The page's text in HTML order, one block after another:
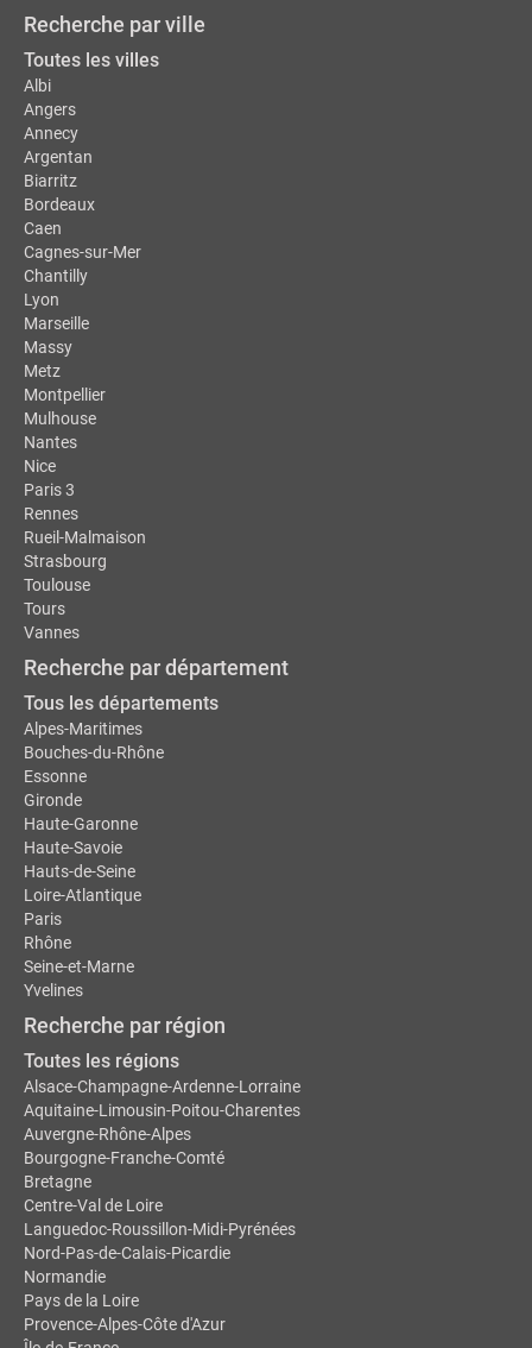
Recherche par ville
Toutes les villes
Albi
Angers
Annecy
Argentan
Biarritz
Bordeaux
Caen
Cagnes-sur-Mer
Chantilly
Lyon
Marseille
Massy
Metz
Montpellier
Mulhouse
Nantes
Nice
Paris 3
Rennes
Rueil-Malmaison
Strasbourg
Toulouse
Tours
Vannes
Recherche par département
Tous les départements
Alpes-Maritimes
Bouches-du-Rhône
Essonne
Gironde
Haute-Garonne
Haute-Savoie
Hauts-de-Seine
Loire-Atlantique
Paris
Rhône
Seine-et-Marne
Yvelines
Recherche par région
Toutes les régions
Alsace-Champagne-Ardenne-Lorraine
Aquitaine-Limousin-Poitou-Charentes
Auvergne-Rhône-Alpes
Bourgogne-Franche-Comté
Bretagne
Centre-Val de Loire
Languedoc-Roussillon-Midi-Pyrénées
Nord-Pas-de-Calais-Picardie
Normandie
Pays de la Loire
Provence-Alpes-Côte d'Azur